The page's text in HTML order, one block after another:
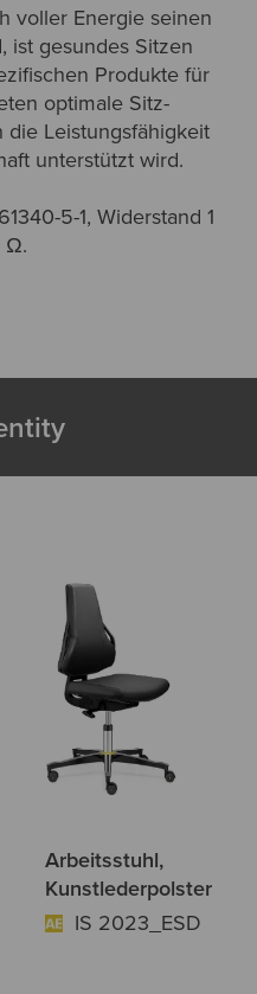
voller Energie seinen
ist gesundes Sitzen
Produkte für
optimale Sitz-
Leistungsfähigkeit
unterstützt wird.
5-1, Widerstand 1
Ω.
Arbeitsstuhl,
Kunstlederpolster
IS 2023_ESD